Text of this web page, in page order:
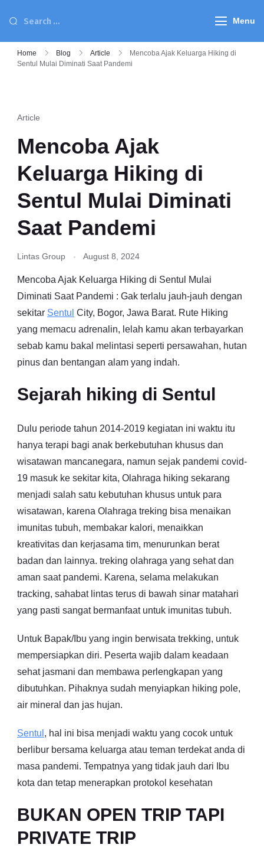
Menu
Home Blog Article
Mencoba Ajak Keluarga Hiking di
Sentul Mulai Diminati Saat Pandemi
Article
Mencoba Ajak
Keluarga Hiking di
Sentul Mulai Diminati
Saat Pandemi
Lintas Group August 8, 2024
Mencoba Ajak Keluarga Hiking di Sentul Mulai
Diminati Saat Pandemi : Gak terlalu jauh-jauh dengan
sekitar Sentul City, Bogor, Jawa Barat. Rute Hiking
yang memacu adrenalin, lelah kamu akan terbayarkan
sebab kamu bakal melintasi seperti persawahan, hutan
pinus dan bentangan alam yang indah.
Sejarah hiking di Sentul
Dulu periode tahun 2014-2019 kegiatan ini waktu itu
hanya terapi bagi anak berkebutuhan khusus dan
wisatawan mancanegara, namun sejak pandemi covid-
19 masuk ke sekitar kita, Olahraga hiking sekarang
menjadi salah satu kebutuhan khusus untuk para
wisatawan, karena Olahraga treking bisa menaikan
imunitas tubuh, membakar kalori, menaikkan
kreativitas dan kerjasama tim, menurunkan berat
badan dan lainnya. treking olahraga yang sehat dan
aman saat pandemi. Karena, selama melakukan
tracking, sahabat lintas terus di bawah sinar matahari
yang pasti sangat bermanfaat untuk imunitas tubuh.
Untuk Bapak/Ibu yang ingin berwisata trekking, untuk
mempersiapkan diri. Peserta wajib dalam keadaan
sehat jasmani dan membawa perlengkapan yang
dibutuhkan. Pihaknya sudah menyiapkan hiking pole,
air mineral dan jas hujan.
Sentul , hal ini bisa menjadi waktu yang cocok untuk
berlibur bersama keluarga atau teman terdekat anda di
masa pandemi. Tempatnya yang tidak jauh dari Ibu
kota dan tetap menerapkan protokol kesehatan
BUKAN OPEN TRIP TAPI
PRIVATE TRIP